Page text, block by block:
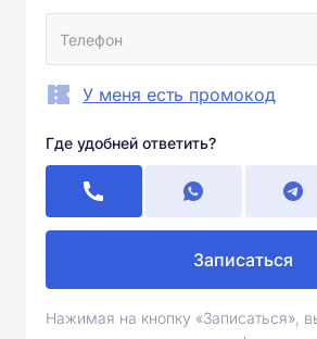
У меня есть промокод
Где удобней ответить?
Записаться
Нажимая на кнопку «Записаться»,